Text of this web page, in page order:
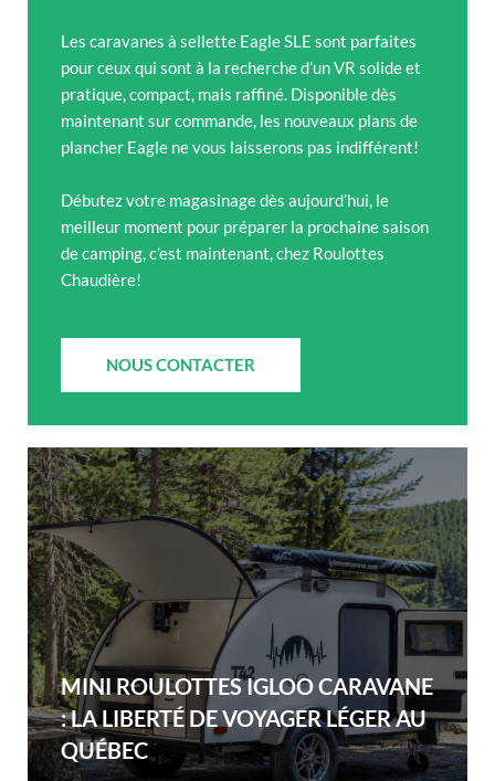
Les caravanes à sellette Eagle SLE sont parfaites
pour ceux qui sont à la recherche d’un VR solide et
pratique, compact, mais raffiné. Disponible dès
maintenant sur commande, les nouveaux plans de
plancher Eagle ne vous laisserons pas indifférent!
Débutez votre magasinage dès aujourd’hui, le
meilleur moment pour préparer la prochaine saison
de camping, c’est maintenant, chez Roulottes
Chaudière!
NOUS CONTACTER
MINI ROULOTTES IGLOO CARAVANE
: LA LIBERTÉ DE VOYAGER LÉGER AU
QUÉBEC